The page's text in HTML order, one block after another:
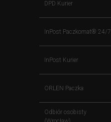
DPD Kurier
InPost Paczkomat® 24/7
InPost Kurier
ORLEN Paczka
Odbiór osobisty